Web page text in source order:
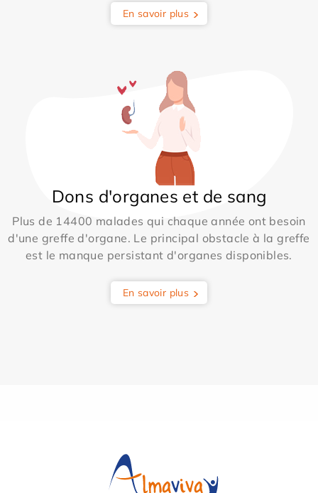
En savoir plus
Dons d'organes et de sang
Plus de 14400 malades qui chaque année ont besoin
d'une greffe d'organe. Le principal obstacle à la greffe
est le manque persistant d'organes disponibles.
En savoir plus